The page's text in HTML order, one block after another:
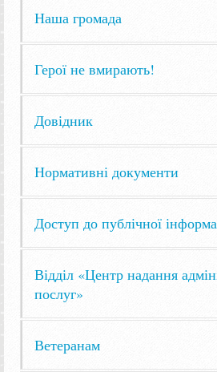
Наша громада
Герої не вмирають!
Довідник
Нормативні документи
Доступ до публічної
Відділ «Центр надання
послуг»
Ветеранам